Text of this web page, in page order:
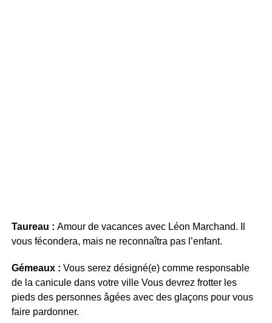
Taureau : Amour de vacances avec Léon Marchand. Il
vous fécondera, mais ne reconnaîtra pas l’enfant.
Gémeaux : Vous serez désigné(e) comme responsable
de la canicule dans votre ville Vous devrez frotter les
pieds des personnes âgées avec des glaçons pour vous
faire pardonner.